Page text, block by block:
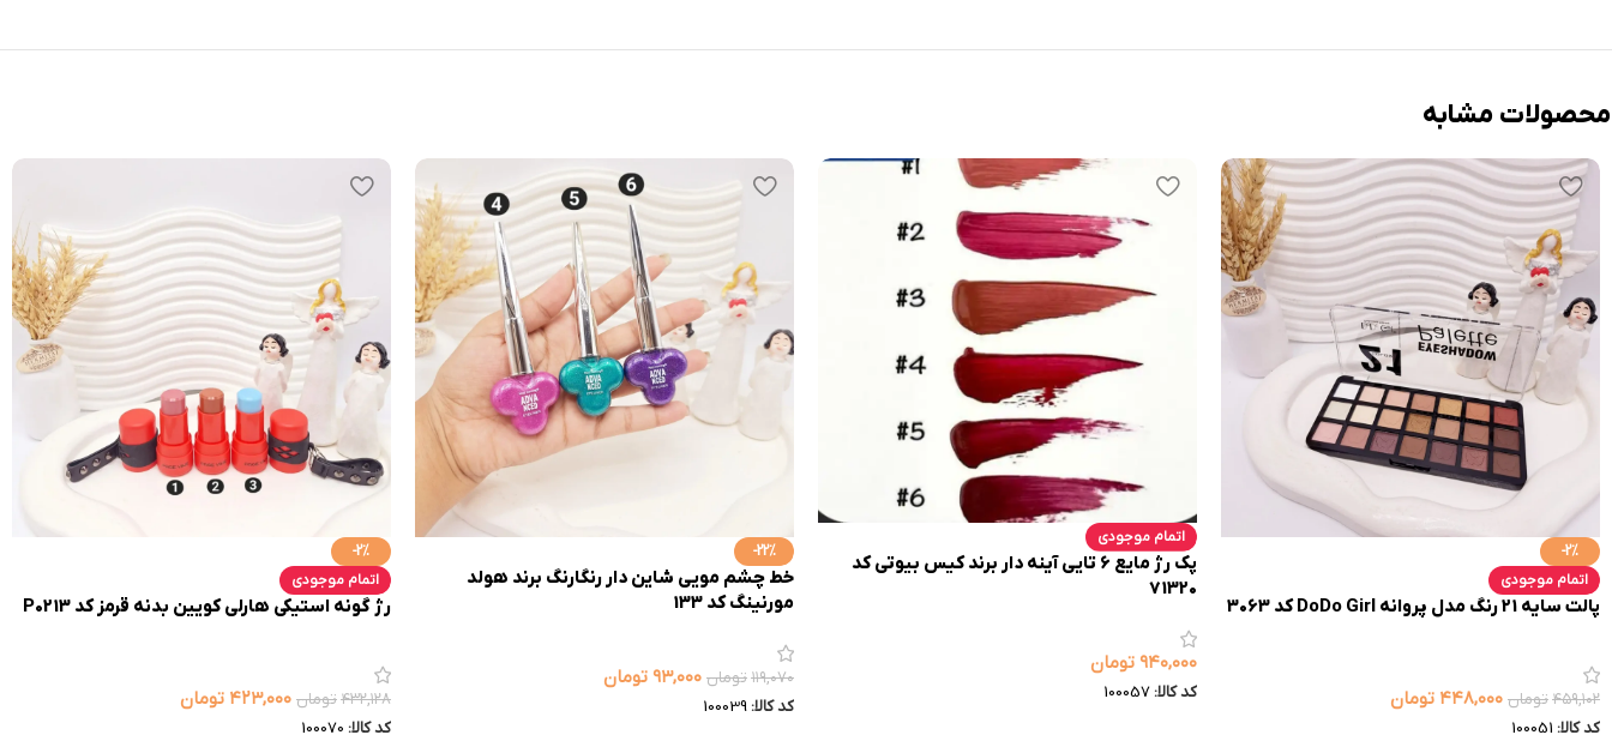
محصولات مشابه
-2%
اتمام موجودی
پالت سایه 21 رنگ مدل پروانه DoDo Girl کد 3063
۴۵۹,۱۰۲ تومان ۴۴۸,۰۰۰ تومان
کد کالا: 100051
اتمام موجودی
پک رژ مایع 6 تایی آینه دار برند کیس بیوتی کد
71320
۹۴۰,۰۰۰ تومان
کد کالا: 100057
-22%
خط چشم مویی شاین دار رنگارنگ برند هولد
مورنینگ کد 133
۱۱۹,۰۷۰ تومان ۹۳,۰۰۰ تومان
کد کالا: 100039
-2%
اتمام موجودی
رژ گونه استیکی هارلی کویین بدنه قرمز کد P0213
۴۳۲,۱۲۸ تومان ۴۲۳,۰۰۰ تومان
کد کالا: 100070